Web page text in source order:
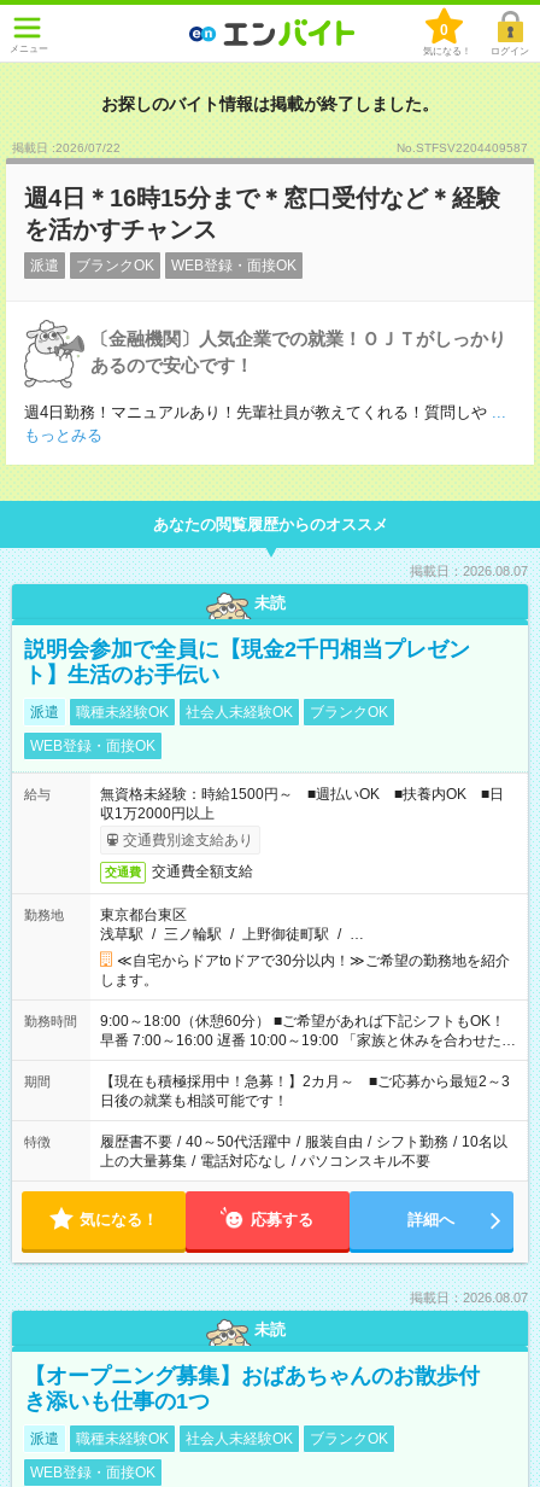
メニュー
0
気になる！ ログイン
お探しのバイト情報は掲載が終了しました。
掲載日 :2026/07/22 No.STFSV2204409587
週4日＊16時15分まで＊窓口受付など＊経験
を活かすチャンス
派遣 ブランクOK WEB登録・面接OK
〔金融機関〕人気企業での就業！ＯＪＴがしっかり
あるので安心です！
週4日勤務！マニュアルあり！先輩社員が教えてくれる！質問しや ...
もっとみる
あなたの閲覧履歴からのオススメ
掲載日：2026.08.07
未読
説明会参加で全員に【現金2千円相当プレゼン
ト】生活のお手伝い
派遣 職種未経験OK 社会人未経験OK
ブランクOK
WEB登録・面接OK
給与
無資格未経験：時給1500円～ ■週払いOK ■扶養内OK ■日
収1万2000円以上
交通費別途支給あり
交通費 交通費全額支給
勤務地
東京都台東区
浅草駅 / 三ノ輪駅 / 上野御徒町駅 / …
≪自宅からドアtoドアで30分以内！≫ご希望の勤務地を紹介
します。
勤務時間
9:00～18:00（休憩60分） ■ご希望があれば下記シフトもOK！
早番 7:00～16:00 遅番 10:00～19:00 「家族と休みを合わせた
い」 「余裕を持って夕飯の準備がしたい」 「できれば残業はし
たくない」 など、ご希望を教えてくださいね。 ※Wワーク希望
の方へ 今ご覧のお仕事で希望する勤務時間と、もう1つのお仕事
の勤務時間。 合計で週40時間を超える場合は応募できません。
期間
【現在も積極採用中！急募！】2カ月～ ■ご応募から最短2～3
日後の就業も相談可能です！
特徴 履歴書不要 / 40～50代活躍中 / 服装自由 / シフト勤務 / 10名以
上の大量募集 / 電話対応なし / パソコンスキル不要
気になる！ 応募する 詳細へ
掲載日：2026.08.07
未読
【オープニング募集】おばあちゃんのお散歩付
き添いも仕事の1つ
派遣 職種未経験OK 社会人未経験OK
ブランクOK
WEB登録・面接OK